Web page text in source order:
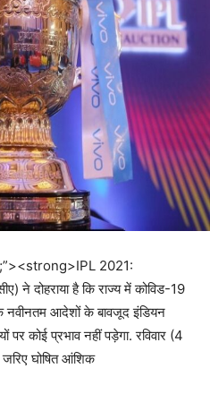
2021:
दोहराया है कि राज्य में कोविड-19
नवीनतम आदेशों के बावजूद इंडियन
पर कोई प्रभाव नहीं पड़ेगा. रविवार (4
घोषित आंशिक